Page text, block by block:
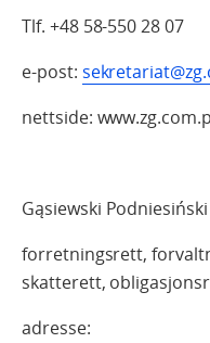
Tlf. +48 58-550 28 07
e-post:
nettside:
Gąsiewski
forretningsrett,
skatterett,
adresse: